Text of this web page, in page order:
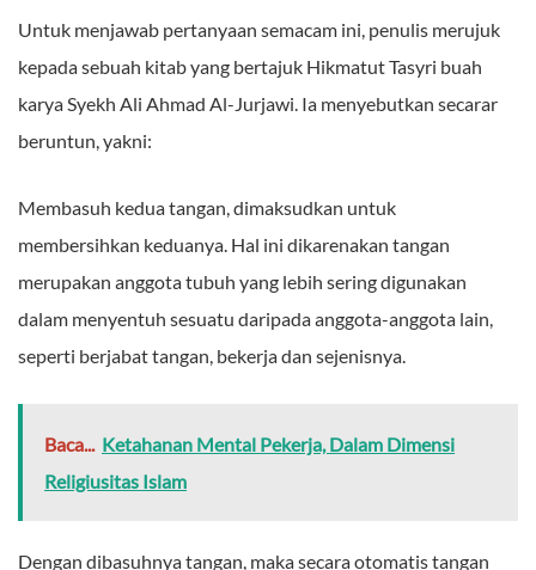
Untuk menjawab pertanyaan semacam ini, penulis merujuk
kepada sebuah kitab yang bertajuk Hikmatut Tasyri buah
karya Syekh Ali Ahmad Al-Jurjawi. Ia menyebutkan secarar
beruntun, yakni:
Membasuh kedua tangan, dimaksudkan untuk
membersihkan keduanya. Hal ini dikarenakan tangan
merupakan anggota tubuh yang lebih sering digunakan
dalam menyentuh sesuatu daripada anggota-anggota lain,
seperti berjabat tangan, bekerja dan sejenisnya.
Baca... Ketahanan Mental Pekerja, Dalam Dimensi
Religiusitas Islam
Dengan dibasuhnya tangan, maka secara otomatis tangan